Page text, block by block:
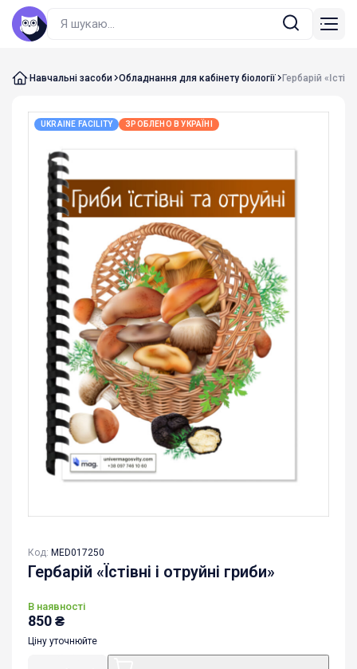
Навчальні засоби Обладнання для кабінету біології Гербарій
UKRAINE FACILITY ЗРОБЛЕНО В УКРАЇНІ
Код: MED017250
Гербарій «Їстівні і отруйні гриби»
В наявності
850₴
Ціну уточнюйте